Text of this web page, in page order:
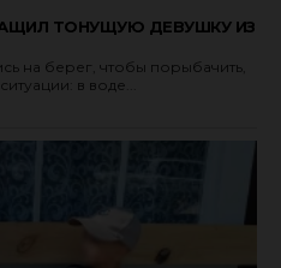
ТОНУЩУЮ ДЕВУШКУ ИЗ
на берег, чтобы порыбачить,
в воде...